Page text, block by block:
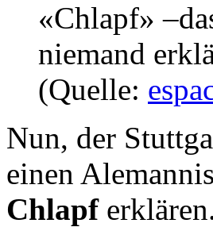
«Chlapf»
niemand
(Quelle:
Nun, der
einen
Chlapf